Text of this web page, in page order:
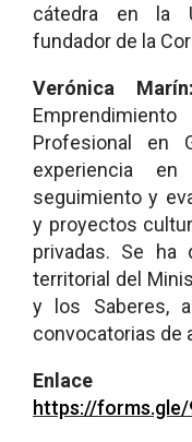
cátedra en la
fundador de la
Verónica Marín:
Profesional en
experiencia
seguimiento y
y proyectos
privadas. Se ha
territorial del
y los Saberes,
convocatorias de
Enlace
https://